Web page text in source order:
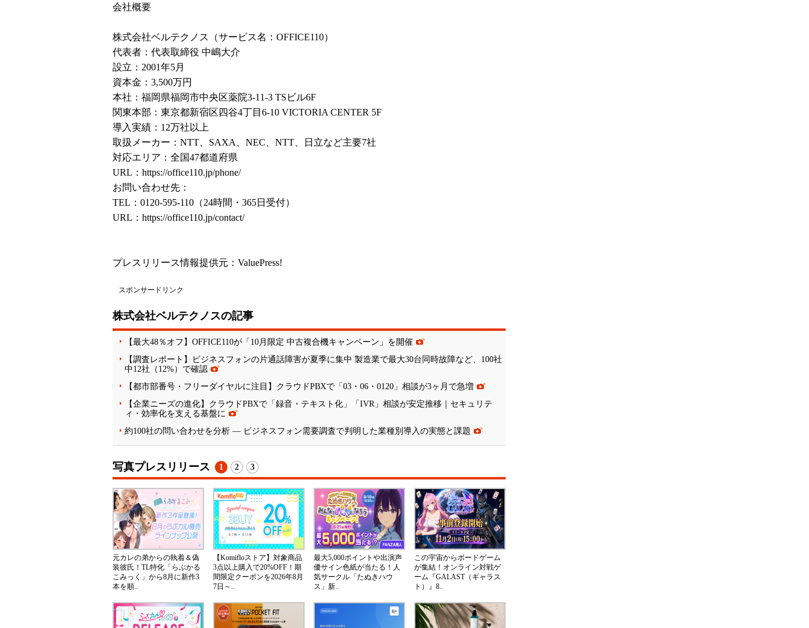
会社概要
株式会社ベルテクノス（サービス名：OFFICE110）
代表者：代表取締役 中嶋大介
設立：2001年5月
資本金：3,500万円
本社：福岡県福岡市中央区薬院3-11-3 TSビル6F
関東本部：東京都新宿区四谷4丁目6-10 VICTORIA CENTER 5F
導入実績：12万社以上
取扱メーカー：NTT、SAXA、NEC、NTT、日立など主要7社
対応エリア：全国47都道府県
URL： https://office110.jp/phone/
お問い合わせ先：
TEL：0120-595-110（24時間・365日受付）
URL： https://office110.jp/contact/
プレスリリース情報提供元： ValuePress!
スポンサードリンク
株式会社ベルテクノスの記事
【最大48％オフ】OFFICE110が「10月限定 中古複合機キャンペーン」を開催
【調査レポート】ビジネスフォンの片通話障害が夏季に集中 製造業で最大30台同時故障など、100社
中12社（12%）で確認
【都市部番号・フリーダイヤルに注目】クラウドPBXで「03・06・0120」相談が3ヶ月で急増
【企業ニーズの進化】クラウドPBXで「録音・テキスト化」「IVR」相談が安定推移｜セキュリテ
ィ・効率化を支える基盤に
約100社の問い合わせを分析 ― ビジネスフォン需要調査で判明した業種別導入の実態と課題
写真プレスリリース 1 2 3
元カレの弟からの執着＆偽
装彼氏！TL特化「らぶかる
こみっく」から8月に新作3
本を順..
【Komifloストア】対象商品
3点以上購入で20%OFF！期
間限定クーポンを2026年8月
7日～..
最大5,000ポイントや出演声
優サイン色紙が当たる！人
気サークル「たぬきハウ
ス」新..
この宇宙からボードゲーム
が集結！オンライン対戦ゲ
ーム『GALAST（ギャラス
ト）』8..